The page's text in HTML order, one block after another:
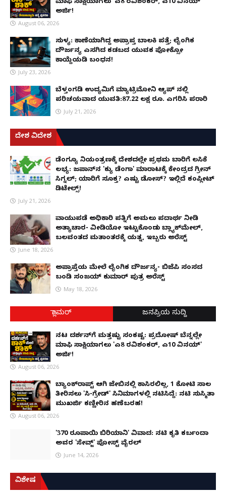
ಮಾಫಿ ಸಾಕ್ಷಿಯಾಗಲು 'ಎ8 ರವಿಶಂಕರ್, ಎ10 ವಿನಯ್'
ಅರ್ಜಿ!
August 06, 2026
ಸುಳ್ಯ: ಕಾಣೆಯಾಗಿದ್ದ ಅಪ್ರಾಪ್ತ ಬಾಲಕಿ ಪತ್ತೆ; ಲೈಂಗಿಕ
ದೌರ್ಜನ್ಯ ಎಸಗಿದ ಕಡಬದ ಯುವಕ ಪೋಕ್ಸೋ
ಕಾಯ್ದೆಯಡಿ ಬಂಧನ!
July 23, 2026
ಬೆಳ್ತಂಗಡಿ ಉದ್ಯಮಿಗೆ ಮ್ಯಾಟ್ರಿಮೋನಿ ಆ್ಯಪ್ ನಲ್ಲಿ
ಪರಿಚಯವಾದ ಯುವತಿ:87.22 ಲಕ್ಷ ರೂ. ಎಗರಿಸಿ ಪರಾರಿ
July 21, 2026
ದೇಶ ವಿದೇಶ
ಡೆಂಗ್ಯೂ ನಿಯಂತ್ರಣಕ್ಕೆ ದೇಶದಲ್ಲೇ ಪ್ರಥಮ ಬಾರಿಗೆ ಲಸಿಕೆ
ಲಭ್ಯ: ಜಪಾನ್‌ನ 'ಕ್ಯು ಡೆಂಗಾ' ಮಾರಾಟಕ್ಕೆ ಕೇಂದ್ರದ ಗ್ರೀನ್
ಸಿಗ್ನಲ್; ಯಾರಿಗೆ ಸೂಕ್ತ? ಎಷ್ಟು ಡೋಸ್? ಇಲ್ಲಿದೆ ಕಂಪ್ಲೀಟ್
ಡಿಟೇಲ್ಸ್!
July 21, 2026
ವಾಯುಪಡೆ ಅಧಿಕಾರಿ ಪತ್ನಿಗೆ ಅಮಲು ಪದಾರ್ಥ ನೀಡಿ
ಅತ್ಯಾಚಾರ- ವೀಡಿಯೋ ಇಟ್ಟುಕೊಂಡು ಬ್ಲ್ಯಾಕ್‌ಮೇಲ್,
ಬಲವಂತದ ಮತಾಂತರಕ್ಕೆ ಯತ್ನ, ಇಬ್ಬರು ಅರೆಸ್ಟ್
June 18, 2026
ಅಪ್ರಾಪ್ತೆಯ ಮೇಲೆ ಲೈಂಗಿಕ ದೌರ್ಜನ್ಯ- ಬಿಜೆಪಿ ಸಂಸದ
ಬಂಡಿ ಸಂಜಯ್ ಕುಮಾರ್ ಪುತ್ರ ಅರೆಸ್ಟ್
May 18, 2026
ಗ್ಲಾಮರ್ ಜನಪ್ರಿಯ ಸುದ್ದಿ
ನಟ ದರ್ಶನ್‌ಗೆ ಮತ್ತಷ್ಟು ಸಂಕಷ್ಟ: ಪ್ರದೋಷ್ ಬೆನ್ನಲ್ಲೇ
ಮಾಫಿ ಸಾಕ್ಷಿಯಾಗಲು 'ಎ8 ರವಿಶಂಕರ್, ಎ10 ವಿನಯ್'
ಅರ್ಜಿ!
August 06, 2026
ಬ್ಯಾಂಕ್‌ರಾಪ್ಟ್‌ ಆಗಿ ಜೇಬಿನಲ್ಲಿ ಕಾಸಿರಲಿಲ್ಲ, ₹1 ಕೋಟಿ ಸಾಲ
ತೀರಿಸಲು 'ಸಿ-ಗ್ರೇಡ್' ಸಿನಿಮಾಗಳಲ್ಲಿ ನಟಿಸಿದ್ದೆ: ನಟಿ ಸುಸ್ಮಿತಾ
ಮುಖರ್ಜಿ ಕಣ್ಣೀರಿನ ಹಣೆಬರಹ!
August 06, 2026
'370 ರೂಪಾಯಿ ಬಿರಿಯಾನಿ' ವಿವಾದ: ನಟಿ ಕೃತಿ ಕರ್ಬಂದಾ
ಅವರ 'ಸೇವ್ಜ್' ಪೋಸ್ಟ್ ವೈರಲ್
June 14, 2026
ವಿಶೇಷ